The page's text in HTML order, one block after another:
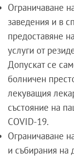
Ограничаване
заведения и в
предоставяне
услуги от
Допускат се
болничен
лекуващия
състояние на
COVID-19.
Ограничаване
и събирания на